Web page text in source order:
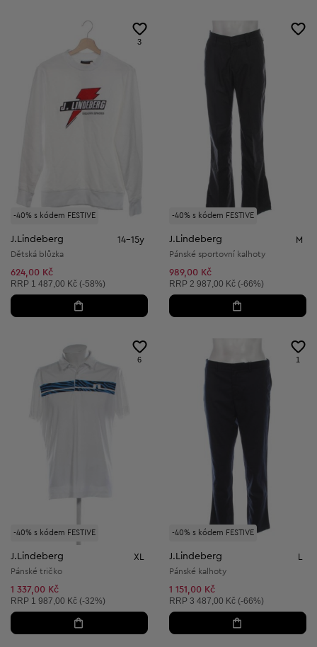
-40% s kódem FESTIVE
3
J.Lindeberg 14-15y
Dětská blůzka
624,00 Kč
Doporučená cena:
RRP 1 487,00 Kč (-58%)
-40% s kódem FESTIVE
J.Lindeberg M
Pánské sportovní kalhoty
989,00 Kč
Doporučená cena:
RRP 2 987,00 Kč (-66%)
-40% s kódem FESTIVE
6
J.Lindeberg XL
Pánské tričko
1 337,00 Kč
Doporučená cena:
RRP 1 987,00 Kč (-32%)
-40% s kódem FESTIVE
1
J.Lindeberg L
Pánské kalhoty
1 151,00 Kč
Doporučená cena:
RRP 3 487,00 Kč (-66%)